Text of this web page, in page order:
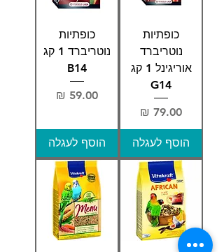
כופתיות
נוטריברד
אוריגינל 1 קג
G14
מחיר
הוסף לעגלה
כופתיות
נוטריברד 1 קג
B14
מחיר
הוסף לעגלה